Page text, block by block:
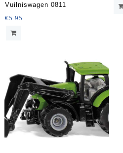
Vuilniswagen 0811
€5.95